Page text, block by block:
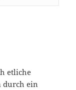
etliche
durch ein